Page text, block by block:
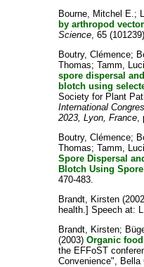
Bourne, Mitchel E.;
by arthropod
Science, 65
Boutry, Clémence;
Thomas;Tamm,
spore dispersal
blotch using
Society for Plant
International
2023, Lyon, France,
Boutry, Clémence;
Thomas;Tamm,
Spore Dispersal
Blotch Using
470-483.
Brandt, Kirsten
health.] Speech at:
Brandt, Kirsten;
(2003)Organic
the EFFoST
Convenience", Bella